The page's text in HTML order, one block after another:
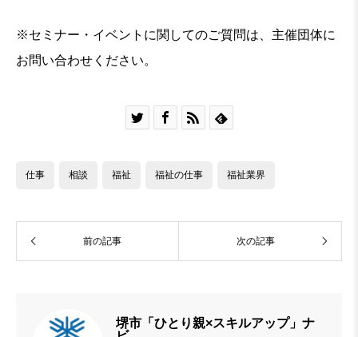
※セミナー・イベントに関してのご質問は、主催団体に
お問い合わせください。
   
仕事 相談 福祉 福祉の仕事 福祉業界
前の記事 次の記事
堺市「ひとり親×スキルアップ」ナ